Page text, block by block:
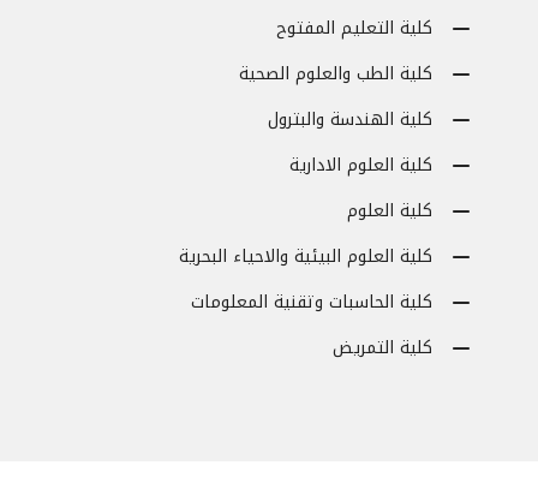
كلية التعليم المفتوح
كلية الطب والعلوم الصحية
كلية الهندسة والبترول
كلية العلوم الادارية
كلية العلوم
كلية العلوم البيئية والاحياء البحرية
كلية الحاسبات وتقنية المعلومات
كلية التمريض